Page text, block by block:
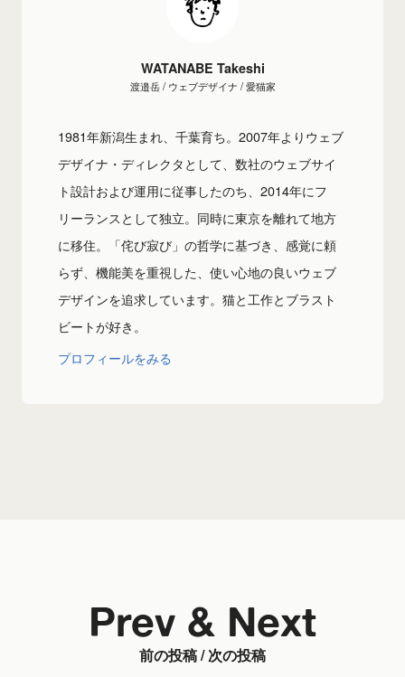
WATANABE Takeshi
渡邉岳 / ウェブデザイナ / 愛猫家
1981年新潟生まれ、千葉育ち。2007年よりウェブ
デザイナ・ディレクタとして、数社のウェブサイ
ト設計および運用に従事したのち、2014年にフ
リーランスとして独立。同時に東京を離れて地方
に移住。「侘び寂び」の哲学に基づき、感覚に頼
らず、機能美を重視した、使い心地の良いウェブ
デザインを追求しています。猫と工作とブラスト
ビートが好き。
プロフィールをみる
前の投稿 / 次の投稿
Prev & Next